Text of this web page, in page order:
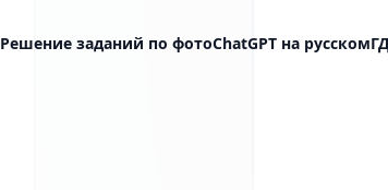
Решение заданий по фотоChatGPT на русском